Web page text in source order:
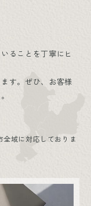
ることを丁寧にヒ
す。ぜひ、お客様
域に対応しておりま